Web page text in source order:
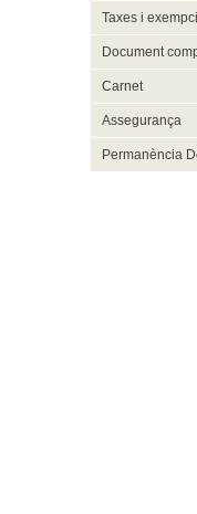
Taxes i
Document
Carnet
Assegurança
Permanència